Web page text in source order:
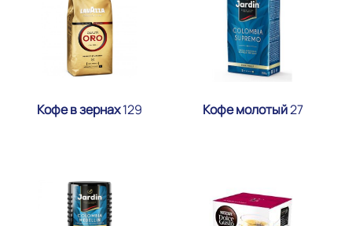
Кофе в зернах129 Кофе молотый27